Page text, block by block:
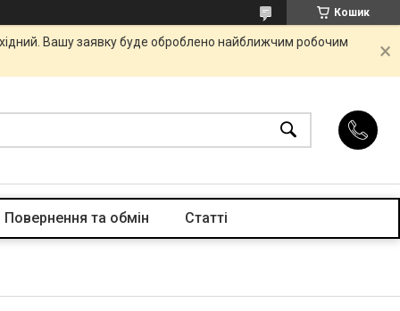
Кошик
Вашу заявку буде оброблено найближчим робочим
Повернення та обмін Статті